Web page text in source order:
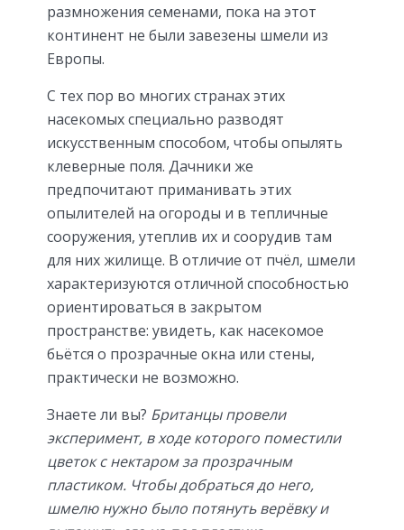
размножения семенами, пока на этот
континент не были завезены шмели из
Европы.
С тех пор во многих странах этих
насекомых специально разводят
искусственным способом, чтобы опылять
клеверные поля. Дачники же
предпочитают приманивать этих
опылителей на огороды и в тепличные
сооружения, утеплив их и соорудив там
для них жилище. В отличие от пчёл, шмели
характеризуются отличной способностью
ориентироваться в закрытом
пространстве: увидеть, как насекомое
бьётся о прозрачные окна или стены,
практически не возможно.
Знаете ли вы? Британцы провели
эксперимент, в ходе которого поместили
цветок с нектаром за прозрачным
пластиком. Чтобы добраться до него,
шмелю нужно было потянуть верёвку и